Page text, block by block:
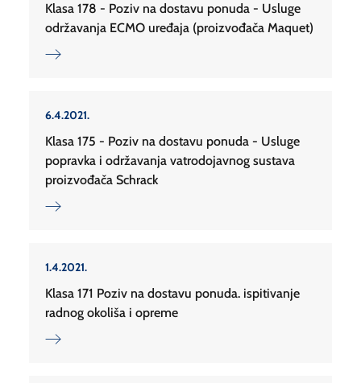
Klasa 178 - Poziv na dostavu ponuda - Usluge
održavanja ECMO uređaja (proizvođača Maquet)
6.4.2021.
Klasa 175 - Poziv na dostavu ponuda - Usluge
popravka i održavanja vatrodojavnog sustava
proizvođača Schrack
1.4.2021.
Klasa 171 Poziv na dostavu ponuda. ispitivanje
radnog okoliša i opreme